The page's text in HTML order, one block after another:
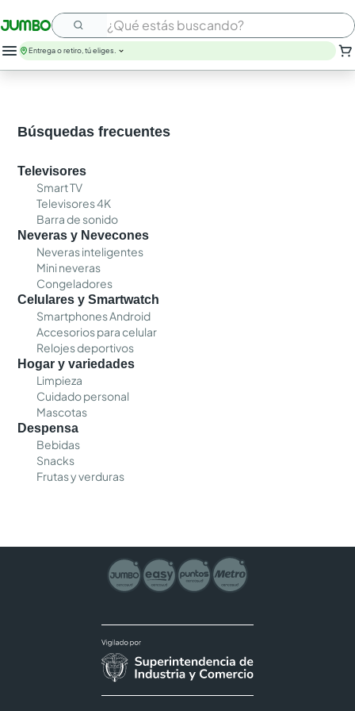
¿Qué estás buscando?
nutribela
galletas
aceite
queso
pollo
Entrega o retiro, tú eliges.
Búsquedas frecuentes
Televisores
Smart TV
Televisores 4K
Barra de sonido
Neveras y Nevecones
Neveras inteligentes
Mini neveras
Congeladores
Celulares y Smartwatch
Smartphones Android
Accesorios para celular
Relojes deportivos
Hogar y variedades
Limpieza
Cuidado personal
Mascotas
Despensa
Bebidas
Snacks
Frutas y verduras